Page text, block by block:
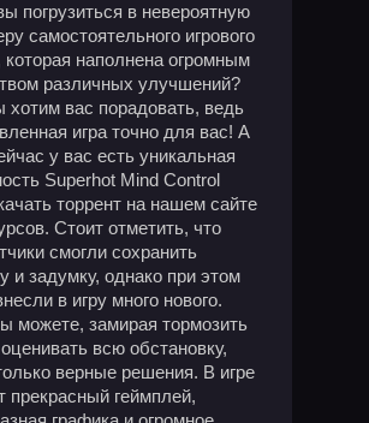
погрузиться в невероятную
самостоятельного игрового
которая наполнена огромным
различных улучшений?
хотим вас порадовать, ведь
игра точно для вас! А
у вас есть уникальная
Superhot Mind Control
торрент на нашем сайте
Стоит отметить, что
смогли сохранить
и задумку, однако при этом
в игру много нового.
можете, замирая тормозить
всю обстановку,
верные решения. В игре
прекрасный геймплей,